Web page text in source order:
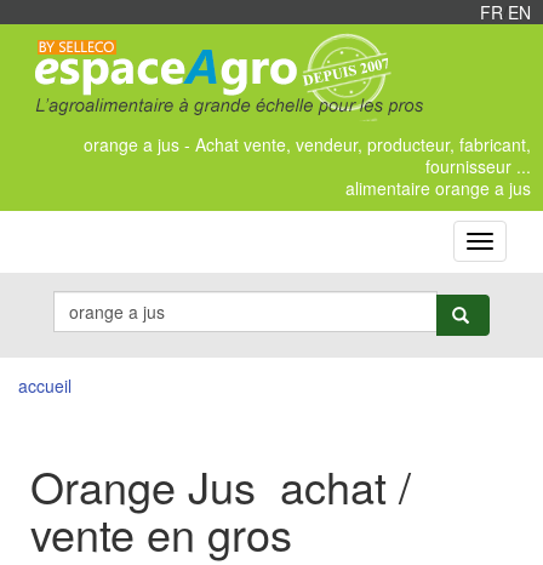
FR EN
orange a jus - Achat vente, vendeur, producteur, fabricant,
fournisseur ...
alimentaire orange a jus
Toggle
accueil
Orange Jus achat /
vente en gros